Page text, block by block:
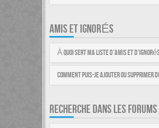
AMIS ET IGNORÉS
À quoi sert ma liste d’amis et
Comment puis-je ajouter ou supprimer
RECHERCHE DANS LES FORUMS